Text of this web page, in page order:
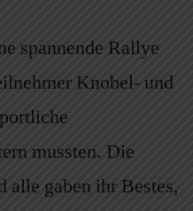
spannende Rallye
Knobel- und
mussten. Die
gaben ihr Bestes,